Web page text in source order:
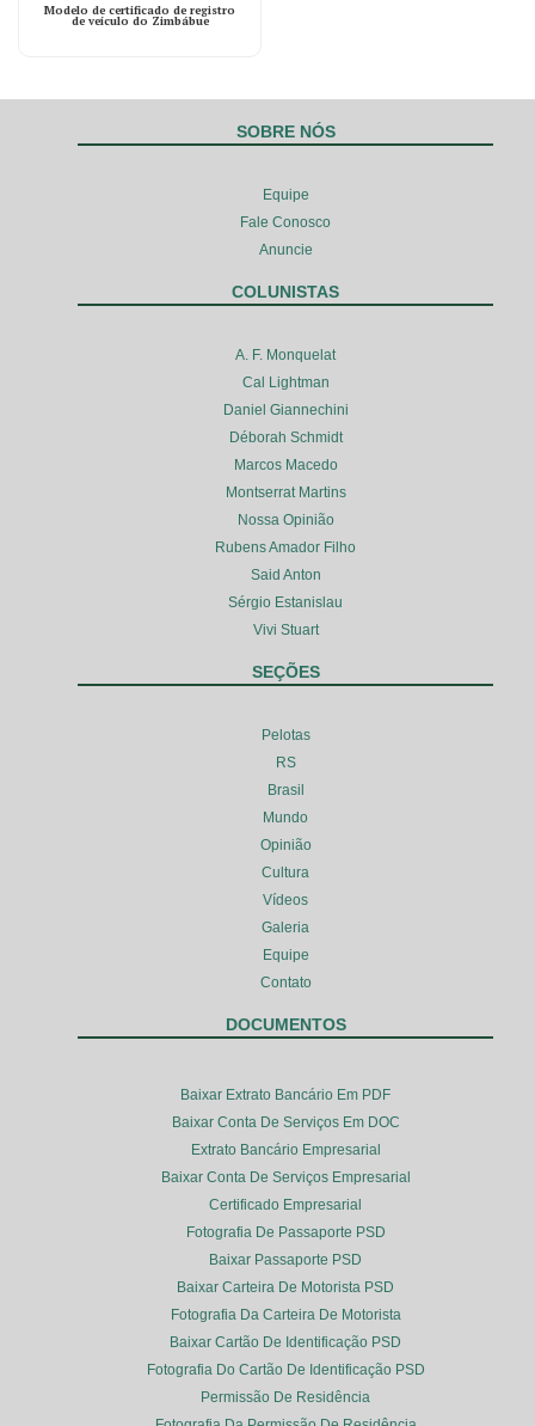
Modelo de certificado de registro
de veículo do Zimbábue
SOBRE NÓS
Equipe
Fale Conosco
Anuncie
COLUNISTAS
A. F. Monquelat
Cal Lightman
Daniel Giannechini
Déborah Schmidt
Marcos Macedo
Montserrat Martins
Nossa Opinião
Rubens Amador Filho
Said Anton
Sérgio Estanislau
Vivi Stuart
SEÇÕES
Pelotas
RS
Brasil
Mundo
Opinião
Cultura
Vídeos
Galeria
Equipe
Contato
DOCUMENTOS
Baixar Extrato Bancário Em PDF
Baixar Conta De Serviços Em DOC
Extrato Bancário Empresarial
Baixar Conta De Serviços Empresarial
Certificado Empresarial
Fotografia De Passaporte PSD
Baixar Passaporte PSD
Baixar Carteira De Motorista PSD
Fotografia Da Carteira De Motorista
Baixar Cartão De Identificação PSD
Fotografia Do Cartão De Identificação PSD
Permissão De Residência